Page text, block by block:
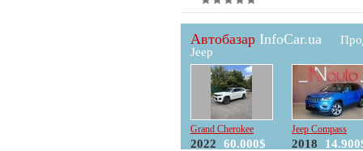
Автобазар InfoCar.ua
Jeep
Grand Cherokee
2022 60.000$
Jeep Compass
2018